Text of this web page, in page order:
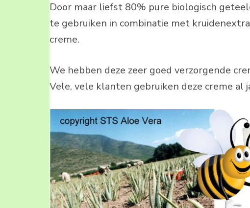
Door maar liefst 80% pure biologisch
te gebruiken in combinatie met
creme.
We hebben deze zeer goed verzorgende
Vele, vele klanten gebruiken deze creme al